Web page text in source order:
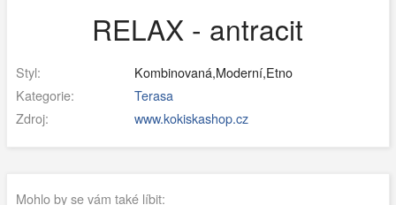
RELAX - antracit
Styl:
Kombinovaná,Moderní,Etno
Kategorie:
Terasa
Zdroj:
www.kokiskashop.cz
Mohlo by se vám také líbit: